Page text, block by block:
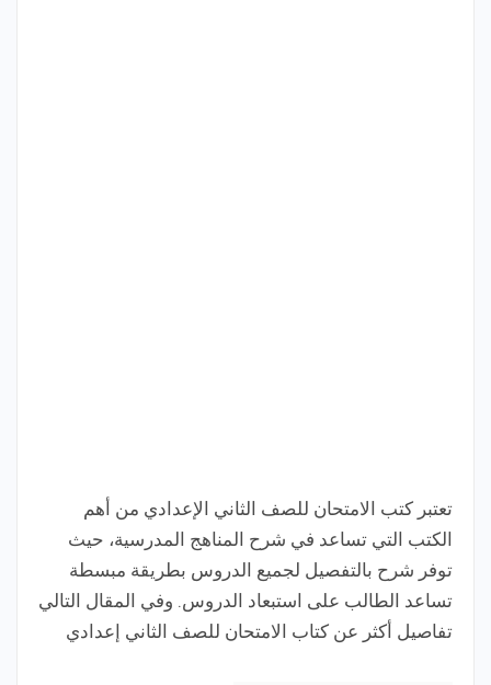
تعتبر كتب الامتحان للصف الثاني الإعدادي من أهم
الكتب التي تساعد في شرح المناهج المدرسية، حيث
توفر شرح بالتفصيل لجميع الدروس بطريقة مبسطة
تساعد الطالب على استبعاد الدروس. وفي المقال التالي
تفاصيل أكثر عن كتاب الامتحان للصف الثاني إعدادي